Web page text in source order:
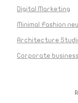
Digital Marketing
Minimal Fashion
Architecture
Corporate business